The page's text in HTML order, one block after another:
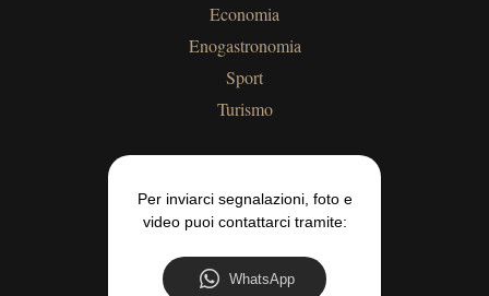
Economia
Enogastronomia
Sport
Turismo
Per inviarci segnalazioni, foto e
video puoi contattarci tramite:
WhatsApp